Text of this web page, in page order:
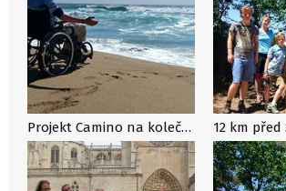
Projekt Camino na kolečkách s invalidním poutníkem dosáhl cíle